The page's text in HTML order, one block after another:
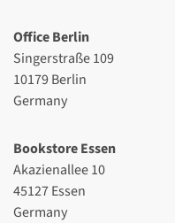
Office Berlin
Singerstraße 109
10179 Berlin
Germany
Bookstore Essen
Akazienallee 10
45127 Essen
Germany